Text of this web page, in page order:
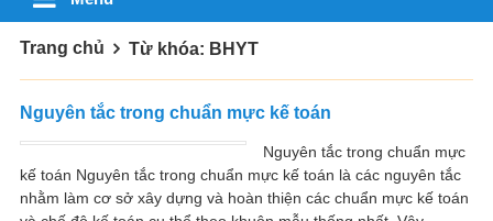
Trang chủ Từ khóa: BHYT
Nguyên tắc trong chuẩn mực kế toán
Nguyên tắc trong chuẩn mực
kế toán Nguyên tắc trong chuẩn mực kế toán là các nguyên tắc
nhằm làm cơ sở xây dựng và hoàn thiện các chuẩn mực kế toán